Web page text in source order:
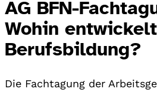
AG BFN-
Wohin
Berufsbildung?
Die Fachtagung der